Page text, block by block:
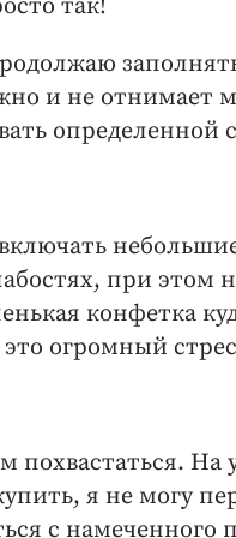
так!
и не отнимает
определенной
при
конфетка
огромный
На
я не могу
с намеченного